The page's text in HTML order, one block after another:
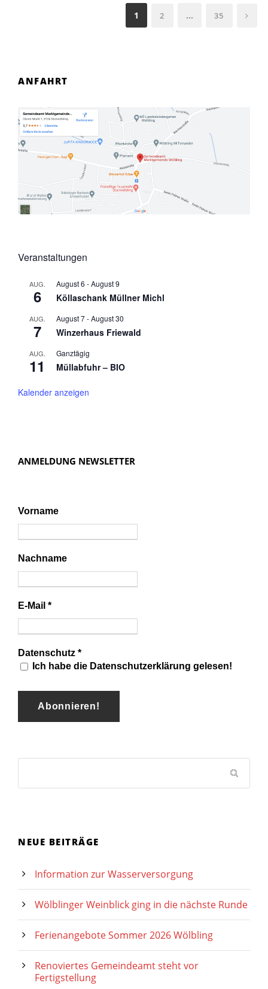
1 2 … 35
ANFAHRT
Veranstaltungen
AUG.
6
August 6 -August 9
Köllaschank Müllner Michl
AUG.
7
August 7-August 30
Winzerhaus Friewald
AUG.
11
Ganztägig
Müllabfuhr – BIO
Kalender anzeigen
ANMELDUNG NEWSLETTER
Vorname
Nachname
E-Mail *
Datenschutz *
Ich habe die Datenschutzerklärung gelesen!
NEUE BEITRÄGE
Information zur Wasserversorgung
Wölblinger Weinblick ging in die nächste Runde
Ferienangebote Sommer 2026 Wölbling
Renoviertes Gemeindeamt steht vor
Fertigstellung